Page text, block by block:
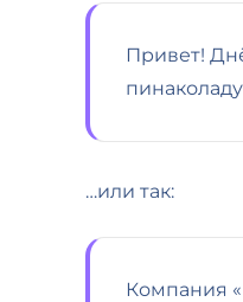
Привет!
…или так:
Компания